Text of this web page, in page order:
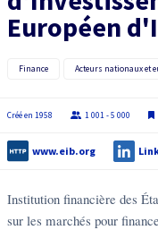
Européen
Finance Acteurs nationaux et
Créé en 1958 1 001 - 5 000
www.eib.org
Institution financière des
sur les marchés pour